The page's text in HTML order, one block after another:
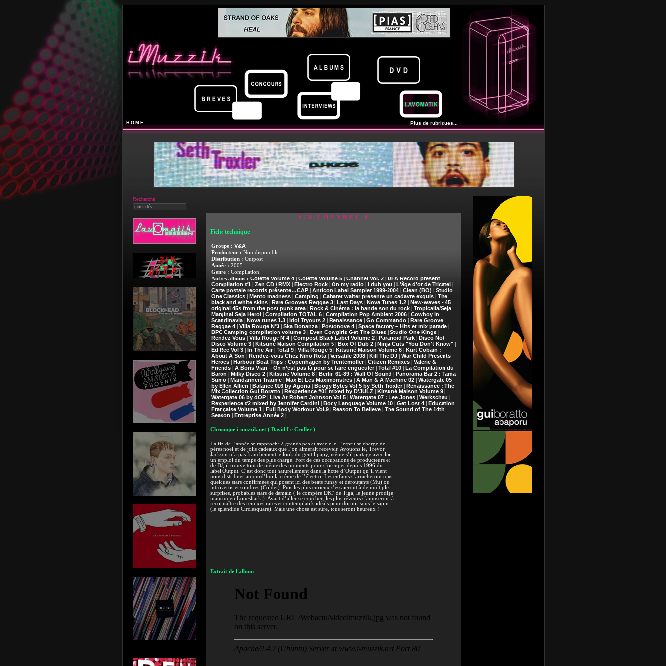
HOME Plus de rubriques...
Recherche
V/A CHANNEL 4
Fiche technique
Groupe : V&A
Producteur : Non disponible
Distribution : Outpost
Année : 2005
Genre : Compilation
Autres albums : Colette Volume 4| Colette Volume 5| Channel Vol. 2| DFA Record present
Compilation #1
Zen CD / RMX| Electro Rock| On my radio| I dub you L'âge d'or de Tricatel
Carte postale records présente…CAP| Anticon Label Sampler 1999-2004| Clean (BO)
Studio
One Classics| Mento madness| Camping Cabaret walter presente un cadavre exquis| The
black and white skins
Rare Grooves Reggae 3| Last Days| Nova Tunes 1.2| New-waves - 45
original 45s from the post punk area| Rock & Cinéma : la bande son du rock| Tropicalia/Seja
Marginal Seja Heroi| Compilation TOTAL 6| Compilation Pop Ambient 2006| Cowboy in
Scandinavia| Nova tunes 1.3| Idol Tryouts 2| Renaissance| Go Commando| Rare Groove
Reggae 4| Villa Rouge N°3| Ska Bonanza| Postonove 4| Space factory – Hits et mix parade|
BPC Camping compilation volume 3| Even Cowgirls Get The Blues| Studio One Kings|
Rendez Vous| Villa Rouge N°4| Compost Black Label Volume 2| Paranoïd Park| Disco Not
Disco Volume 3| Kitsuné Maison Compilation 5| Box Of Dub 2| Ninja Cuts "You Don't Know"|
Ed Rec Vol 3| In The Air| Total 9| Villa Rouge 5| Kitsuné Maison Volume 6| Kurt Cobain :
About A Son
Rendez-vous Chez Nino Rota| Versatile 2008| Kill The DJ| War Child Presents
Heroes| Harbour Boat Trips : Copenhagen by Trentemoller| Citizen Remixes| Valerie &
Friends| A Boris Vian – On n’est pas là pour se faire engueuler| Total #10| La Compilation du
Baron
Milky Disco 2| Kitsuné Volume 8| Berlin 61-89 : Wall Of Sound
Panorama Bar 2 : Tama
Sumo| Mandarinen Träume| Max Et Les Maximonstres| A Man & A Machine 02| Watergate 05
by Ellen Allien
Balance 016 by Agoria| Boogy Bytes Vol 5 by Seth Troxler| Renaissance : The
Mix Collection Gui Boratto| Rexperience #01 mixed by D'JULZ| Kitsuné Maison Volume 9|
Watergate 06 by dOP| Live At Robert Johnson Vol 5| Watergate 07 : Lee Jones| Werkschau
Rexperience #2 mixed by Jennifer Cardini| Body Language Volume 10| Get Lost 4| Education
Française Volume 1
Full Body Workout Vol.9| Reason To Believe| The Sound of The 14th
Season
Entreprise Année 2|
Chronique i-muzzik.net ( David Le Croller )
La fin de l’année se rapproche à grands pas et avec elle, l’esprit se charge de
pères noël et de jolis cadeaux que l’on aimerait recevoir. Avouons le, Trevor
Jackson n’a pas franchement le look du gentil papy, même s’il partage avec lui
un emploi du temps des plus chargé. Fort de ces occupations de producteurs et
de DJ, il trouve tout de même des moments pour s’occuper depuis 1996 du
label Output. C’est donc tout naturellement dans la hotte d’Output qu’il vient
nous distribuer aujourd’hui la crème de l’électro. Les enfants s’arracheront tous
quelques stars confirmées qui posent ici des beats funky et déroutants (Mu) ou
introvertis et sombres (Colder). Puis les plus curieux s’essaieront à de multiples
surprises, probables stars de demain ( le compère DK7 de Tiga, le jeune prodige
mancunien Loneshark ). Avant d’aller se coucher, les plus rêveurs s’amuseront à
reconnaître des remixes rares et contemplatifs idéals pour dormir sous le sapin
(le splendide Circlesquare). Mais une chose est sûre, tous seront heureux !
Extrait de l'album